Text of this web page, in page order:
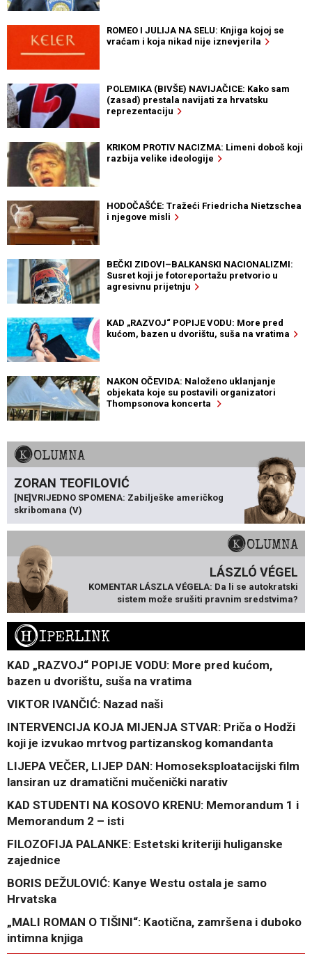
ROMEO I JULIJA NA SELU: Knjiga kojoj se
vraćam i koja nikad nije iznevjerila
POLEMIKA (BIVŠE) NAVIJAČICE: Kako sam
(zasad) prestala navijati za hrvatsku
reprezentaciju
KRIKOM PROTIV NACIZMA: Limeni doboš koji
razbija velike ideologije
HODOČAŠĆE: Tražeći Friedricha Nietzschea
i njegove misli
BEČKI ZIDOVI–BALKANSKI NACIONALIZMI:
Susret koji je fotoreportažu pretvorio u
agresivnu prijetnju
KAD „RAZVOJ“ POPIJE VODU: More pred
kućom, bazen u dvorištu, suša na vratima
NAKON OČEVIDA: Naloženo uklanjanje
objekata koje su postavili organizatori
Thompsonova koncerta
KOLUMNA
ZORAN TEOFILOVIĆ
[NE]VRIJEDNO SPOMENA: Zabilješke američkog
skribomana (V)
KOLUMNA
LÁSZLÓ VÉGEL
KOMENTAR LÁSZLA VÉGELA: Da li se autokratski
sistem može srušiti pravnim sredstvima?
HIPERLINK
KAD „RAZVOJ“ POPIJE VODU: More pred kućom,
bazen u dvorištu, suša na vratima
VIKTOR IVANČIĆ: Nazad naši
INTERVENCIJA KOJA MIJENJA STVAR: Priča o Hodži
koji je izvukao mrtvog partizanskog komandanta
LIJEPA VEČER, LIJEP DAN: Homoseksploatacijski film
lansiran uz dramatični mučenički narativ
KAD STUDENTI NA KOSOVO KRENU: Memorandum 1 i
Memorandum 2 – isti
FILOZOFIJA PALANKE: Estetski kriteriji huliganske
zajednice
BORIS DEŽULOVIĆ: Kanye Westu ostala je samo
Hrvatska
„MALI ROMAN O TIŠINI“: Kaotična, zamršena i duboko
intimna knjiga